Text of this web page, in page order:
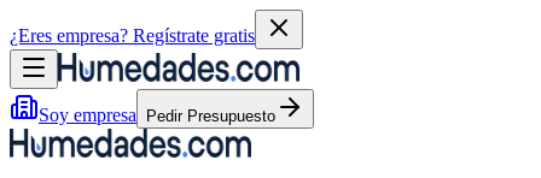
¿Eres empresa? Regístrate gratis
Soy empresa Pedir Presupuesto